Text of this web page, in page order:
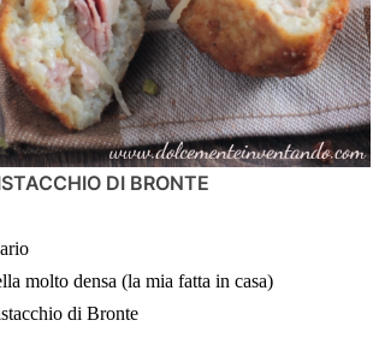
DI BRONTE
molto densa (la mia fatta in casa)
di Bronte